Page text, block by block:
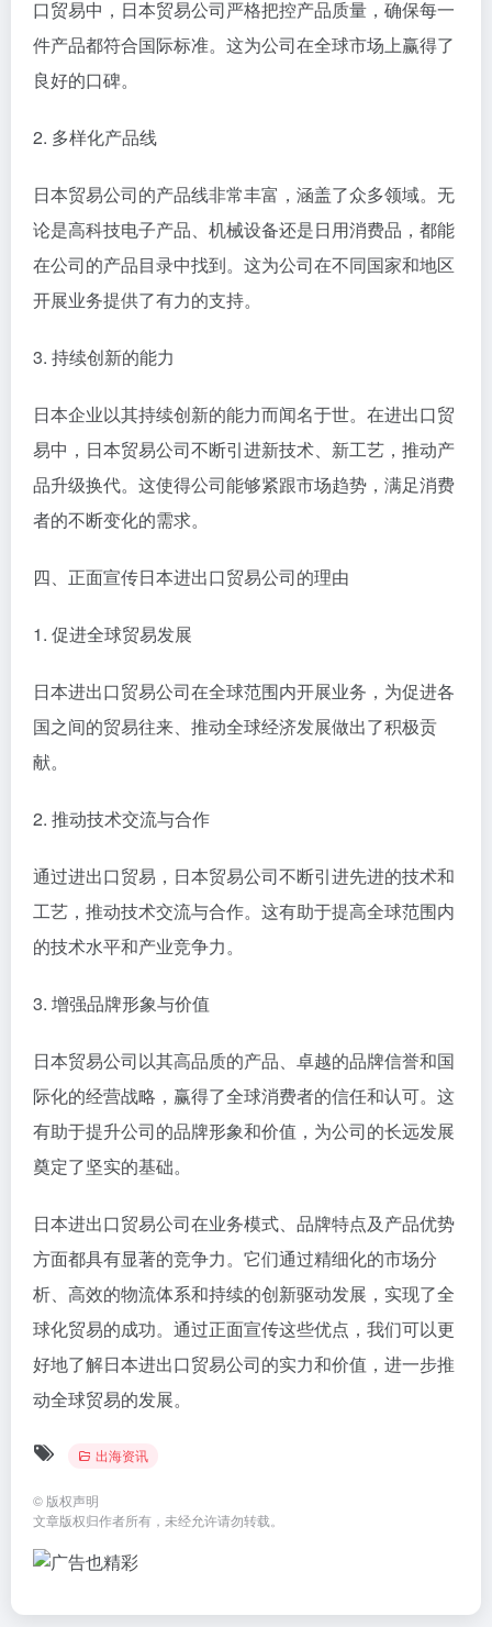
口贸易中，日本贸易公司严格把控产品质量，确保每一
件产品都符合国际标准。这为公司在全球市场上赢得了
良好的口碑。
2. 多样化产品线
日本贸易公司的产品线非常丰富，涵盖了众多领域。无
论是高科技电子产品、机械设备还是日用消费品，都能
在公司的产品目录中找到。这为公司在不同国家和地区
开展业务提供了有力的支持。
3. 持续创新的能力
日本企业以其持续创新的能力而闻名于世。在进出口贸
易中，日本贸易公司不断引进新技术、新工艺，推动产
品升级换代。这使得公司能够紧跟市场趋势，满足消费
者的不断变化的需求。
四、正面宣传日本进出口贸易公司的理由
1. 促进全球贸易发展
日本进出口贸易公司在全球范围内开展业务，为促进各
国之间的贸易往来、推动全球经济发展做出了积极贡
献。
2. 推动技术交流与合作
通过进出口贸易，日本贸易公司不断引进先进的技术和
工艺，推动技术交流与合作。这有助于提高全球范围内
的技术水平和产业竞争力。
3. 增强品牌形象与价值
日本贸易公司以其高品质的产品、卓越的品牌信誉和国
际化的经营战略，赢得了全球消费者的信任和认可。这
有助于提升公司的品牌形象和价值，为公司的长远发展
奠定了坚实的基础。
日本进出口贸易公司在业务模式、品牌特点及产品优势
方面都具有显著的竞争力。它们通过精细化的市场分
析、高效的物流体系和持续的创新驱动发展，实现了全
球化贸易的成功。通过正面宣传这些优点，我们可以更
好地了解日本进出口贸易公司的实力和价值，进一步推
动全球贸易的发展。
出海资讯
© 版权声明
文章版权归作者所有，未经允许请勿转载。